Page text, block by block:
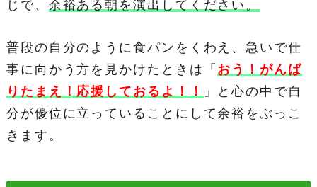
じで、 余裕ある朝を演出してください。
普段の自分のように食パンをくわえ、急いで仕
事に向かう方を見かけたときは「 おう！がんば
りたまえ！応援しておるよ！！
」と心の中で自
分が優位に立っていることにして余裕をぶっこ
きます。